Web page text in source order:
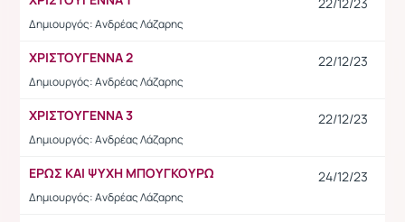
Δημιουργός: Ανδρέας Λάζαρης
ΧΡΙΣΤΟΥΓΕΝΝΑ 2
Δημιουργός: Ανδρέας Λάζαρης
22/12/23
ΧΡΙΣΤΟΥΓΕΝΝΑ 3
Δημιουργός: Ανδρέας Λάζαρης
22/12/23
ΕΡΩΣ ΚΑΙ ΨΥΧΗ ΜΠΟΥΓΚΟΥΡΩ
Δημιουργός: Ανδρέας Λάζαρης
24/12/23